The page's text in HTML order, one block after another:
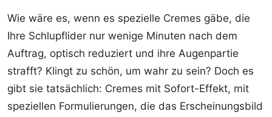
Wie wäre es, wenn es spezielle Cremes gäbe, die
Ihre Schlupflider nur wenige Minuten nach dem
Auftrag, optisch reduziert und ihre Augenpartie
strafft? Klingt zu schön, um wahr zu sein? Doch es
gibt sie tatsächlich: Cremes mit Sofort-Effekt, mit
speziellen Formulierungen, die das Erscheinungsbild